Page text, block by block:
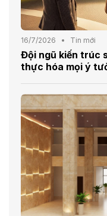
16/7/2026 Tin mới
Đội ngũ kiến trúc
thực hóa mọi ý